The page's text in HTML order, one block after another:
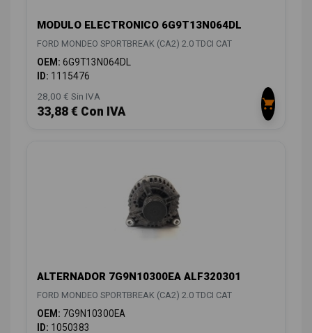
MODULO ELECTRONICO 6G9T13N064DL
FORD MONDEO SPORTBREAK (CA2) 2.0 TDCI CAT
OEM: 6G9T13N064DL
ID: 1115476
28,00 € Sin IVA
33,88 € Con IVA
ALTERNADOR 7G9N10300EA ALF320301
FORD MONDEO SPORTBREAK (CA2) 2.0 TDCI CAT
OEM: 7G9N10300EA
ID: 1050383